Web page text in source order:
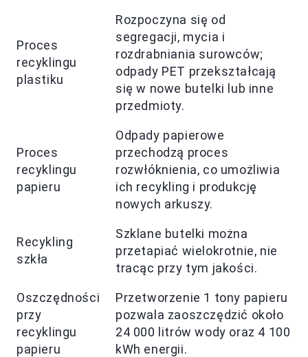
Proces
recyklingu
plastiku
Rozpoczyna się od
segregacji, mycia i
rozdrabniania surowców;
odpady PET przekształcają
się w nowe butelki lub inne
przedmioty.
Proces
recyklingu
papieru
Odpady papierowe
przechodzą proces
rozwłóknienia, co umożliwia
ich recykling i produkcję
nowych arkuszy.
Recykling
szkła
Szklane butelki można
przetapiać wielokrotnie, nie
tracąc przy tym jakości.
Oszczędności
przy
recyklingu
papieru
Przetworzenie 1 tony papieru
pozwala zaoszczędzić około
24 000 litrów wody oraz 4 100
kWh energii.